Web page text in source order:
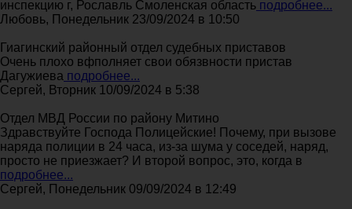
инспекцию г, Рославль Смоленская область подробнее...
Любовь, Понедельник 23/09/2024 в 10:50
Гиагинский районный отдел судебных приставов
Очень плохо вфполняет свои обязвности пристав
Дагужиева подробнее...
Сергей, Вторник 10/09/2024 в 5:38
Отдел МВД России по району Митино
Здравствуйте Господа Полицейские! Почему, при вызове
наряда полиции в 24 часа, из-за шума у соседей, наряд,
просто не приезжает? И второй вопрос, это, когда в
подробнее...
Сергей, Понедельник 09/09/2024 в 12:49